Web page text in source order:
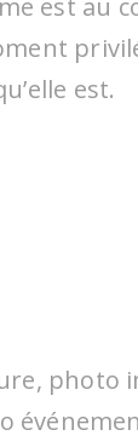
est au
est.
photo
elle